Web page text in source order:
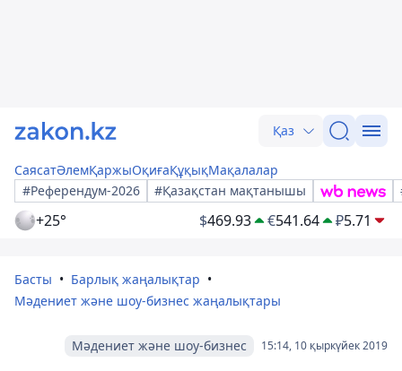
Қаз
СаясатӘлемҚаржыОқиғаҚұқықМақалалар
#Референдум-2026
#Қазақстан мақтанышы
+25° $469.93 €541.64 ₽5.71
Басты
Барлық жаңалықтар
Мәдениет және шоу-бизнес жаңалықтары
15:14, 10 қыркүйек 2019
Мәдениет және шоу-бизнес